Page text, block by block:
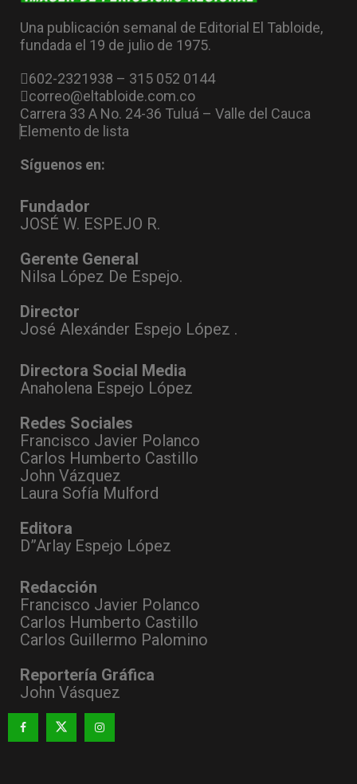
Una publicación semanal de Editorial El Tabloide,
fundada el 19 de julio de 1975.
602-2321938 – 315 052 0144
correo@eltabloide.com.co
Carrera 33 A No. 24-36 Tuluá – Valle del Cauca
Elemento de lista
Síguenos en:
Fundador
JOSÉ W. ESPEJO R.
Gerente General
Nilsa López De Espejo.
Director
José Alexánder Espejo López .
Directora Social Media
Anaholena Espejo López
Redes Sociales
Francisco Javier Polanco
Carlos Humberto Castillo
John Vázquez
Laura Sofía Mulford
Editora
D”Arlay Espejo López
Redacción
Francisco Javier Polanco
Carlos Humberto Castillo
Carlos Guillermo Palomino
Reportería Gráfica
John Vásquez